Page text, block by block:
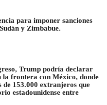
para imponer sanciones
y Zimbabue.
Trump podría declarar
frontera con México, donde
de 153.000 extranjeros que
estadounidense entre